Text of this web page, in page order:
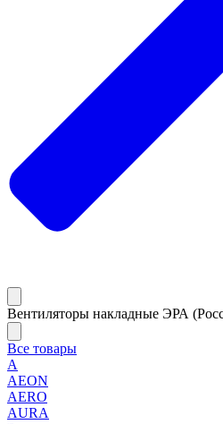
Вентиляторы накладные ЭРА
Все товары
A
AEON
AERO
AURA